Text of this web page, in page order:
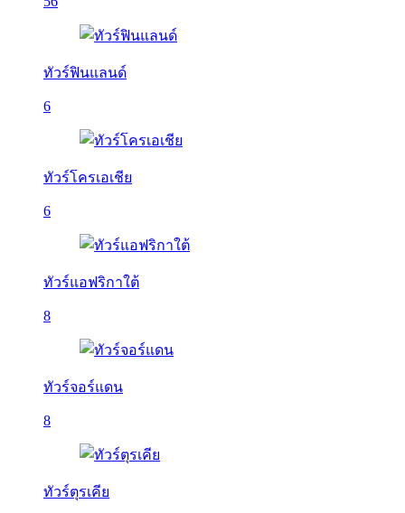
ทัวร์ฟินแลนด์
6
ทัวร์โครเอเชีย
6
ทัวร์แอฟริกาใต้
8
ทัวร์จอร์แดน
8
ทัวร์ตุรเคีย